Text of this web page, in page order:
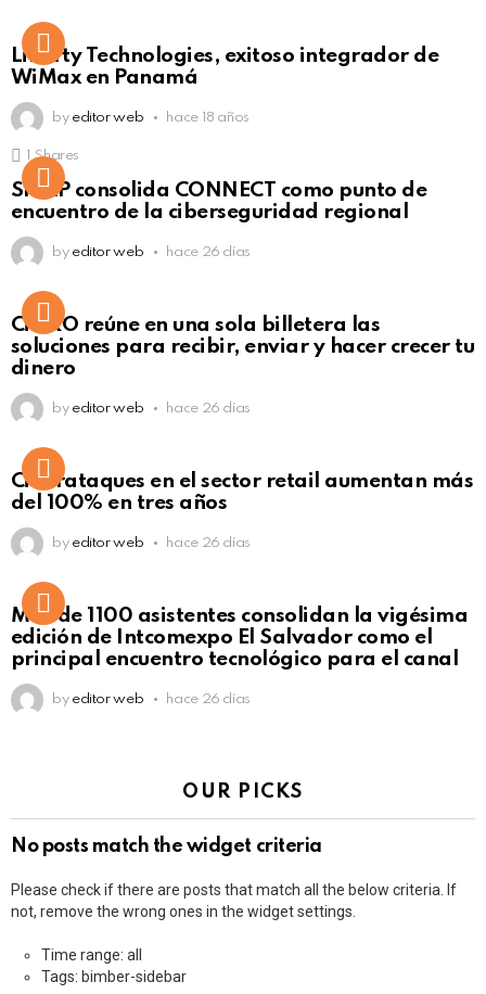
Liberty Technologies, exitoso integrador de
WiMax en Panamá
by editor web hace 18 años
Click to view this post
1 Shares
SISAP consolida CONNECT como punto de
encuentro de la ciberseguridad regional
by editor web hace 26 días
Not Safe For Work
Click to view this post
CiNKO reúne en una sola billetera las
soluciones para recibir, enviar y hacer crecer tu
dinero
by editor web hace 26 días
Ciberataques en el sector retail aumentan más
del 100% en tres años
by editor web hace 26 días
Más de 1100 asistentes consolidan la vigésima
edición de Intcomexpo El Salvador como el
principal encuentro tecnológico para el canal
by editor web hace 26 días
OUR PICKS
No posts match the widget criteria
Please check if there are posts that match all the below criteria. If
not, remove the wrong ones in the widget settings.
Time range: all
Tags: bimber-sidebar